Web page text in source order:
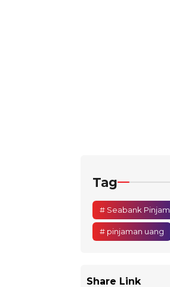
Tag
# Seabank Pinjam
# pinjaman uang
Share Link